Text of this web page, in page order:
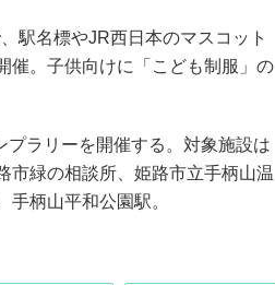
駅名標やJR西日本のマスコット
催。子供向けに「こども制服」の
ラリーを開催する。対象施設は
市緑の相談所、姫路市立手柄山温
柄山平和公園駅。